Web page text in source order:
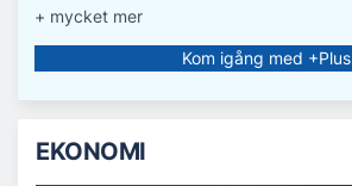
+ mycket mer
Kom igång med +Plus
EKONOMI